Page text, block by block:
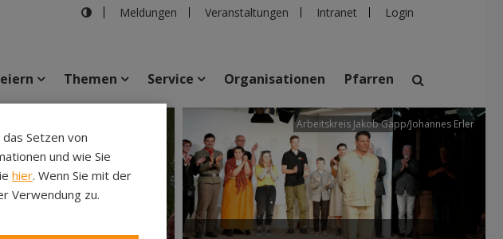
Meldungen Veranstaltungen Intranet Login
suchen
Veranstaltungen Personen Pfarren Einrichtungen
Themen Service Organisationen Pfarren
Arbeitskreis Jakob Gapp/Johannes Erler
Setzen von
und wie Sie
hier. Wenn Sie mit der
Verwendung zu.